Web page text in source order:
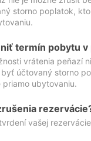
storno poplatok,
termín pobytu
vrátenia peňazí
účtovaný storno
ubytovaniu.
vašej